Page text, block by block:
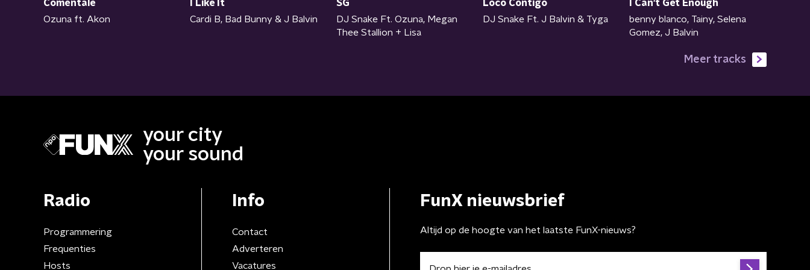
Coméntale
Ozuna ft. Akon
I Like It
Cardi B, Bad Bunny & J Balvin
SG
DJ Snake Ft. Ozuna, Megan
Thee Stallion + Lisa
Loco Contigo
DJ Snake Ft. J Balvin & Tyga
I Can't Get Enough
benny blanco, Tainy, Selena
Gomez, J Balvin
Meer tracks
your city
your sound
Radio
Programmering
Frequenties
Hosts
Info
Contact
Adverteren
Vacatures
FunX nieuwsbrief
Altijd op de hoogte van het laatste FunX-nieuws?